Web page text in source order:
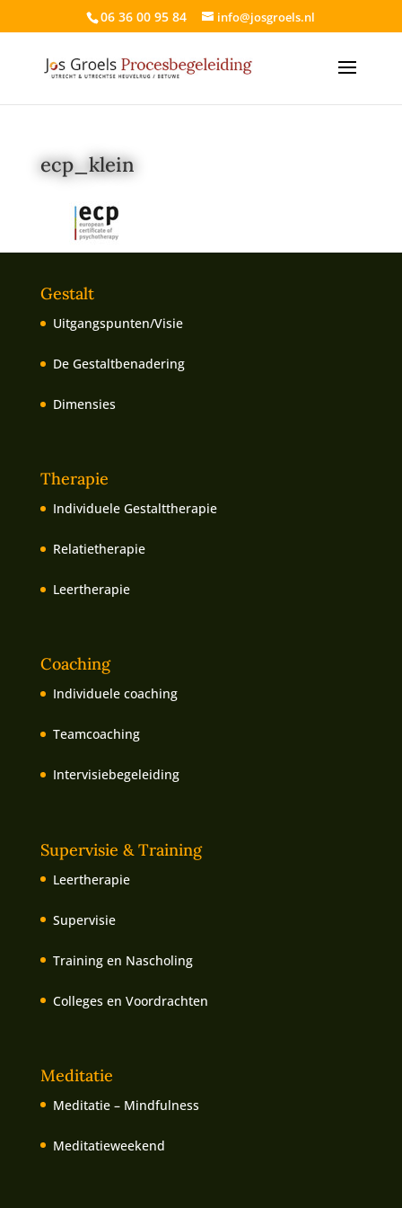
06 36 00 95 84 info@josgroels.nl
ecp_klein
Gestalt
Uitgangspunten/Visie
De Gestaltbenadering
Dimensies
Therapie
Individuele Gestalttherapie
Relatietherapie
Leertherapie
Coaching
Individuele coaching
Teamcoaching
Intervisiebegeleiding
Supervisie & Training
Leertherapie
Supervisie
Training en Nascholing
Colleges en Voordrachten
Meditatie
Meditatie – Mindfulness
Meditatieweekend